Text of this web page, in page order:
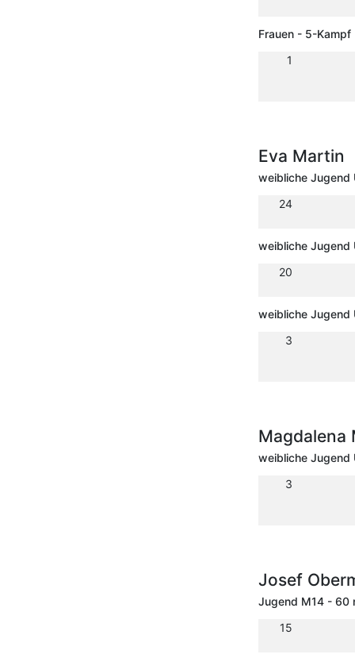
Frauen - 5-
1
Eva Martin
weibliche Jugend
24
weibliche Jugend
20
weibliche Jugend
3
Magdalena
weibliche Jugend
3
Josef
Jugend M14 - 60
15